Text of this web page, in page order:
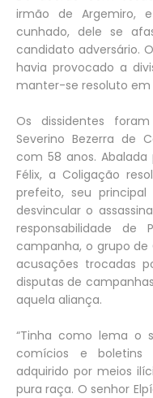
irmão de Argemiro,
cunhado, dele se
candidato adversário.
havia provocado a
manter-se resoluto em
Os dissidentes
Severino Bezerra de
com 58 anos.
Félix, a Coligação
prefeito, seu
desvincular o
responsabilidade de
campanha, o grupo
acusações trocadas
disputas de
aquela aliança.
“Tinha como lema o
comícios e boletins
adquirido por meios
pura raça. O senhor